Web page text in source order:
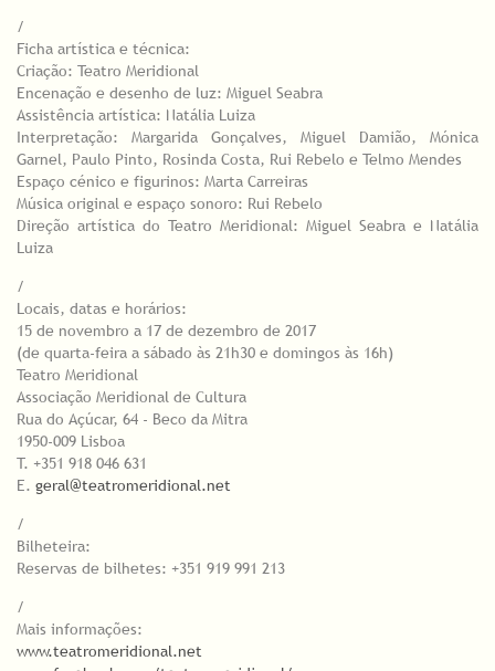
/
Ficha artística e técnica:
Criação: Teatro Meridional
Encenação e desenho de luz: Miguel Seabra
Assistência artística: Natália Luiza
Interpretação: Margarida Gonçalves, Miguel Damião, Mónica
Garnel, Paulo Pinto, Rosinda Costa, Rui Rebelo e Telmo Mendes
Espaço cénico e figurinos: Marta Carreiras
Música original e espaço sonoro: Rui Rebelo
Direção artística do Teatro Meridional: Miguel Seabra e Natália
Luiza
/
Locais, datas e horários:
15 de novembro a 17 de dezembro de 2017
(de quarta-feira a sábado às 21h30 e domingos às 16h)
Teatro Meridional
Associação Meridional de Cultura
Rua do Açúcar, 64 - Beco da Mitra
1950-009 Lisboa
T. +351 918 046 631
E. geral@teatromeridional.net
/
Bilheteira:
Reservas de bilhetes: +351 919 991 213
/
Mais informações:
www.teatromeridional.net